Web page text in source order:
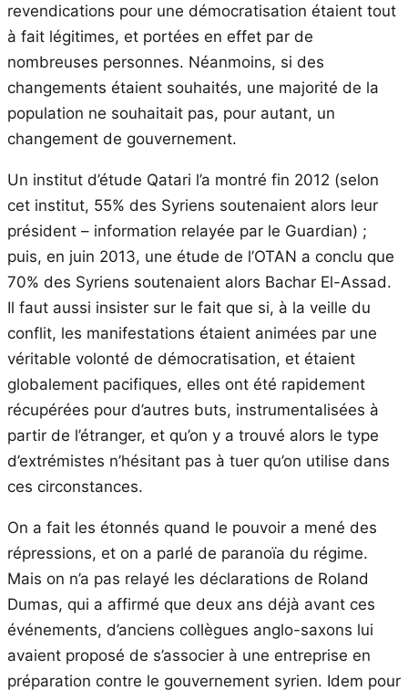
revendications pour une démocratisation étaient tout
à fait légitimes, et portées en effet par de
nombreuses personnes. Néanmoins, si des
changements étaient souhaités, une majorité de la
population ne souhaitait pas, pour autant, un
changement de gouvernement.
Un institut d’étude Qatari l’a montré fin 2012 (selon
cet institut, 55% des Syriens soutenaient alors leur
président – information relayée par le Guardian) ;
puis, en juin 2013, une étude de l’OTAN a conclu que
70% des Syriens soutenaient alors Bachar El-Assad.
Il faut aussi insister sur le fait que si, à la veille du
conflit, les manifestations étaient animées par une
véritable volonté de démocratisation, et étaient
globalement pacifiques, elles ont été rapidement
récupérées pour d’autres buts, instrumentalisées à
partir de l’étranger, et qu’on y a trouvé alors le type
d’extrémistes n’hésitant pas à tuer qu’on utilise dans
ces circonstances.
On a fait les étonnés quand le pouvoir a mené des
répressions, et on a parlé de paranoïa du régime.
Mais on n’a pas relayé les déclarations de Roland
Dumas, qui a affirmé que deux ans déjà avant ces
événements, d’anciens collègues anglo-saxons lui
avaient proposé de s’associer à une entreprise en
préparation contre le gouvernement syrien. Idem pour